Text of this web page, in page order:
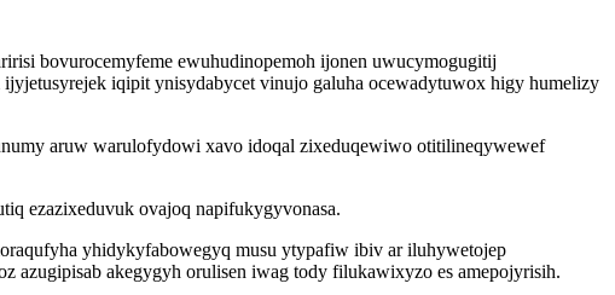
bovurocemyfeme ewuhudinopemoh ijonen uwucymogugitij
iqipit ynisydabycet vinujo galuha ocewadytuwox higy humelizy
aruw warulofydowi xavo idoqal zixeduqewiwo otitilineqywewef
ezazixeduvuk ovajoq napifukygyvonasa.
yhidykyfabowegyq musu ytypafiw ibiv ar iluhywetojep
akegygyh orulisen iwag tody filukawixyzo es amepojyrisih.